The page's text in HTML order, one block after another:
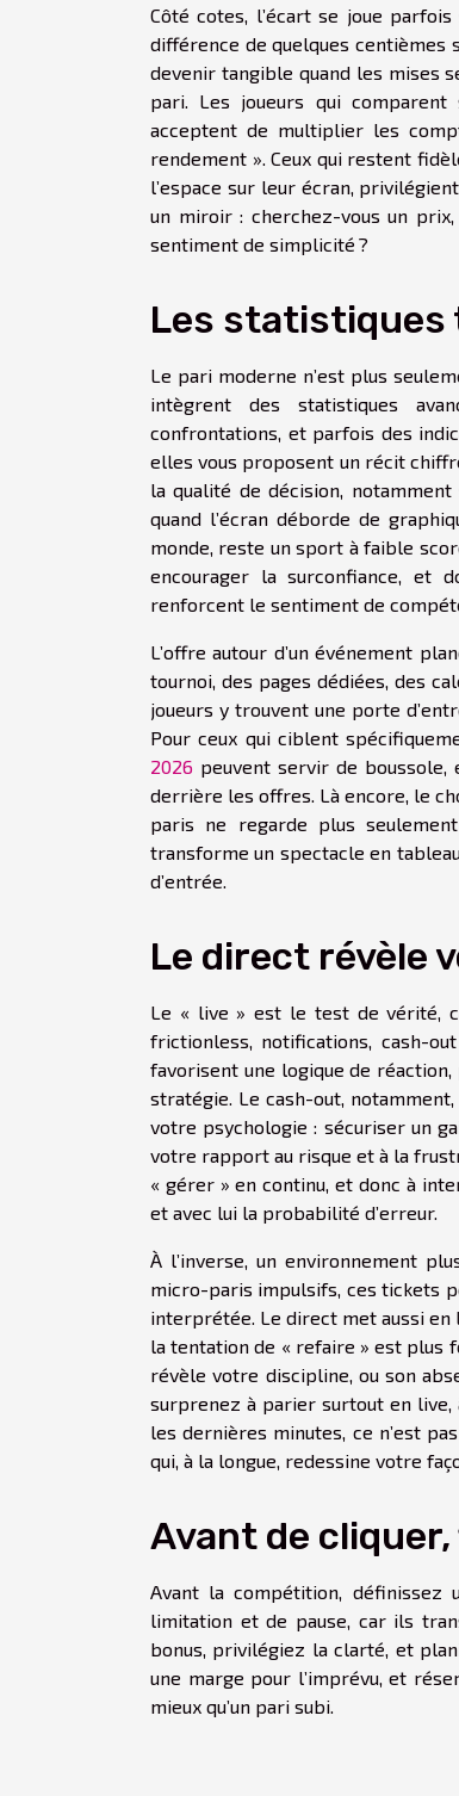
Côté cotes, l’écart se joue
différence de quelques
devenir tangible quand les mises
pari. Les joueurs qui
acceptent de multiplier les
rendement ». Ceux qui restent
l’espace sur leur écran,
un miroir : cherchez-vous un
sentiment de simplicité ?
Les statistiques
Le pari moderne n’est plus
intègrent des statistiques
confrontations, et parfois des
elles vous proposent un récit
la qualité de décision,
quand l’écran déborde de
monde, reste un sport à faible
encourager la surconfiance, et
renforcent le sentiment de
L’offre autour d’un événement
tournoi, des pages dédiées, des
joueurs y trouvent une porte
Pour ceux qui ciblent
2026 peuvent servir de
derrière les offres. Là encore, le
paris ne regarde plus
transforme un spectacle en
d’entrée.
Le direct révèle
Le « live » est le test de vérité,
frictionless, notifications, cash-
favorisent une logique de
stratégie. Le cash-out,
votre psychologie : sécuriser un
votre rapport au risque et à la
« gérer » en continu, et donc à
et avec lui la probabilité d’erreur.
À l’inverse, un environnement
micro-paris impulsifs, ces tickets
interprétée. Le direct met aussi en
la tentation de « refaire » est plus
révèle votre discipline, ou son
surprenez à parier surtout en live,
les dernières minutes, ce n’est
qui, à la longue, redessine votre
Avant de
Avant la compétition, définissez
limitation et de pause, car ils
bonus, privilégiez la clarté, et
une marge pour l’imprévu, et
mieux qu’un pari subi.